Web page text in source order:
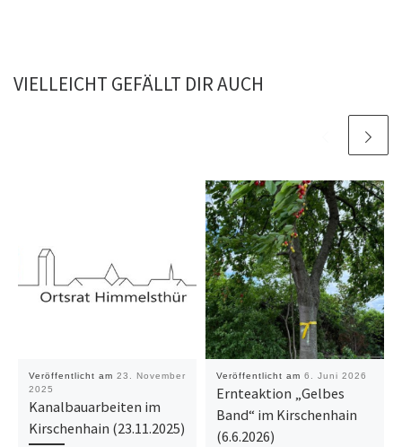
VIELLEICHT GEFÄLLT DIR AUCH
Veröffentlicht am 23. November
2025
Kanalbauarbeiten im
Kirschenhain (23.11.2025)
Veröffentlicht am 6. Juni 2026
Ernteaktion „Gelbes
Band“ im Kirschenhain
(6.6.2026)